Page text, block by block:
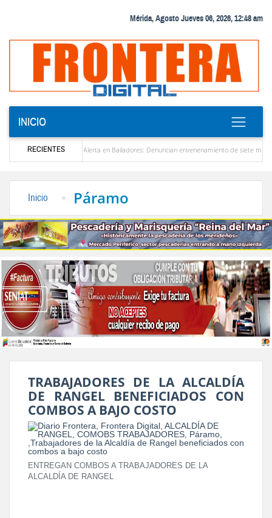
Mérida, Agosto Jueves 06, 2026, 12:48 am
INICIO
RECIENTES
Alerta en Bailadores: Denuncian envenenamiento de siete mascotas en El
Inicio Páramo
TRABAJADORES DE LA ALCALDÍA
DE RANGEL BENEFICIADOS CON
COMBOS A BAJO COSTO
ENTREGAN COMBOS A TRABAJADORES DE LA
ALCALDÍA DE RANGEL